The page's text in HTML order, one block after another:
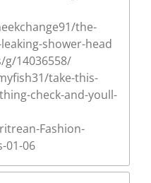
the-
shower-head
14036558/
take-this-
check-and-youll-
Fashion-
01-06